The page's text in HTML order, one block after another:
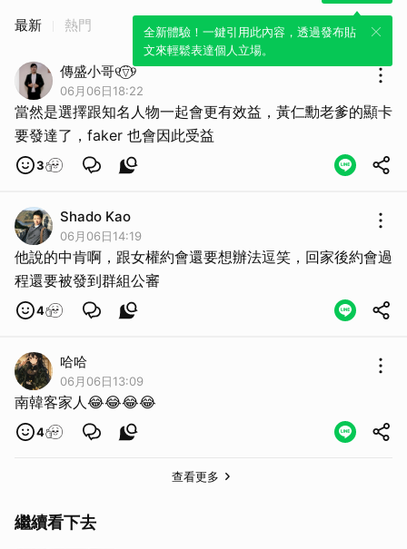
全新體驗！一鍵引用此內容，透過發布貼
文來輕鬆表達個人立場。
最新 熱門
傳盛小哥୧⍢⃝୨
06月06日18:22
當然是選擇跟知名人物一起會更有效益，黃仁勳老爹的顯卡
要發達了，faker 也會因此受益
3
Shado Kao
06月06日14:19
他說的中肯啊，跟女權約會還要想辦法逗笑，回家後約會過
程還要被發到群組公審
4
哈哈
06月06日13:09
南韓客家人😂😂😂😂
4
查看更多
繼續看下去